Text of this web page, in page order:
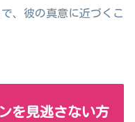
、彼の真意に近づくこ
を見逃さない方